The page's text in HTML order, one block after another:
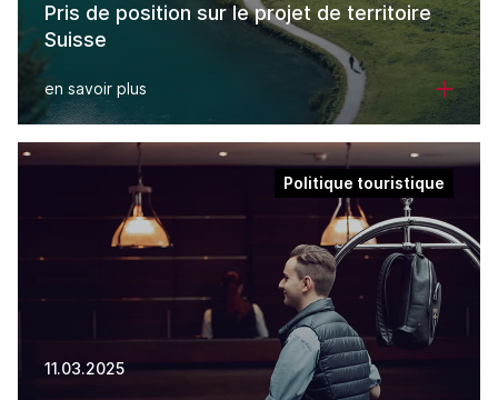
Pris de position sur le projet de territoire
Suisse
en savoir plus
Politique touristique
11.03.2025